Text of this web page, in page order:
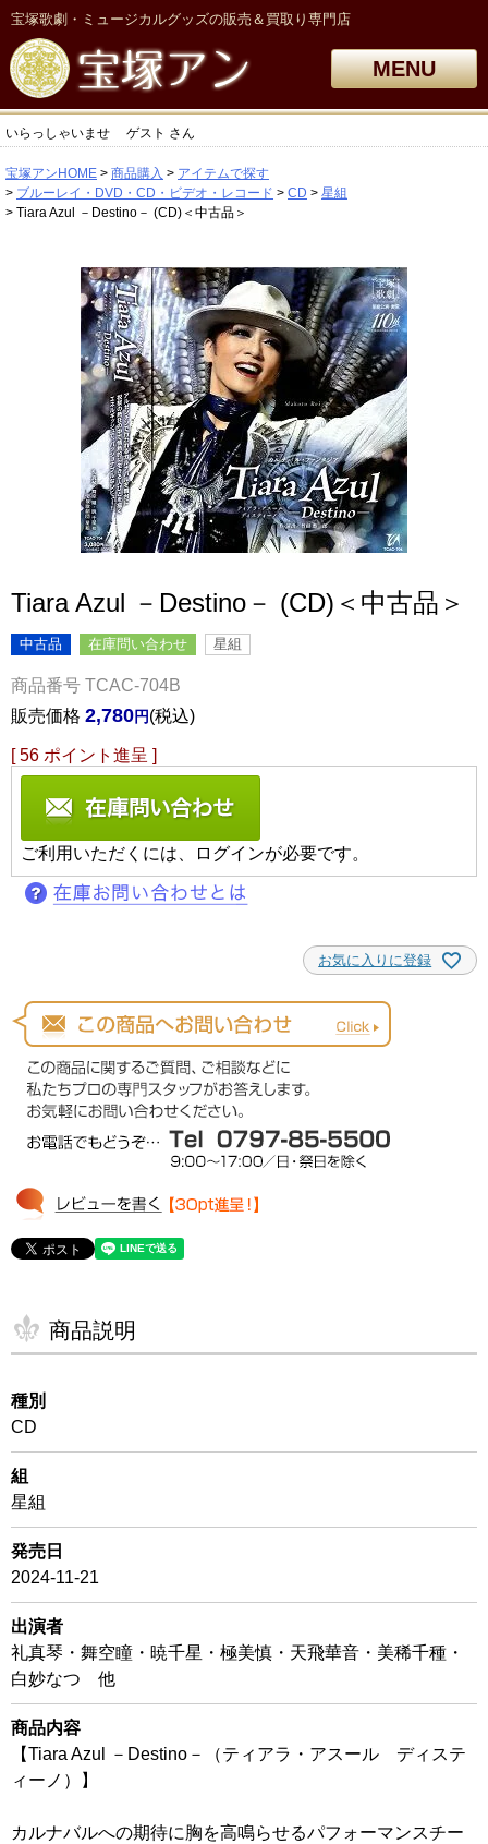
宝塚歌劇・ミュージカルグッズの販売＆買取り専門店
MENU
いらっしゃいませ ゲスト さん
宝塚アンHOME 商品購入
アイテムで探す
ブルーレイ・DVD・CD・ビデオ・レコード
CD
星組
Tiara Azul －Destino－ (CD)＜中古品＞
Tiara Azul －Destino－ (CD)＜中古品＞
中古品 在庫問い合わせ 星組
商品番号 TCAC-704B
販売価格 2,780 税込
[ 56 ポイント進呈 ]
ご利用いただくには、ログインが必要です。
お気に入りに登録
商品説明
種別
CD
組
星組
発売日
2024-11-21
出演者
礼真琴・舞空瞳・暁千星・極美慎・天飛華音・美稀千種・
白妙なつ 他
商品内容
【Tiara Azul －Destino－（ティアラ・アスール ディステ
ィーノ）】
カルナバルへの期待に胸を高鳴らせるパフォーマンスチー